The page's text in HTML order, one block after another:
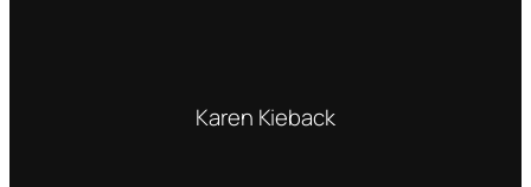
Karen Kieback